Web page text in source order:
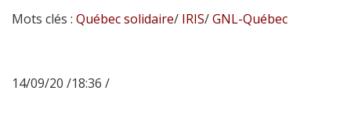
Mots clés : Québec solidaire/ IRIS/GNL-Québec
14/09/20 /18:36 /